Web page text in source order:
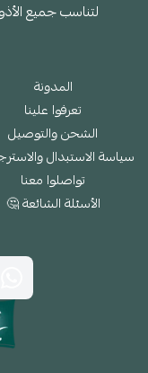
المدونة
تعرفوا علينا
الشحن والتوصيل
سياسة الاستبدال
تواصلوا معنا
الأسئلة الشائعة 🤔